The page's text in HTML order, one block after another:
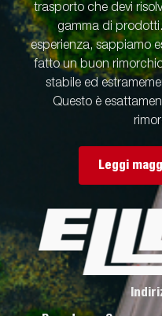
trasporto che devi
gamma di
esperienza, sappiamo
fatto un buon
stabile ed
Questo è
Leggi